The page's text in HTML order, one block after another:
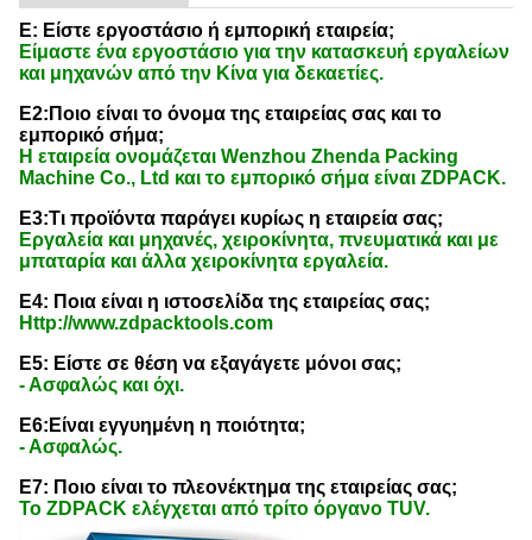
Ε: Είστε εργοστάσιο ή εμπορική εταιρεία;
Είμαστε ένα εργοστάσιο για την κατασκευή εργαλείων
και μηχανών από την Κίνα για δεκαετίες.
Ε2:Ποιο είναι το όνομα της εταιρείας σας και το
εμπορικό σήμα;
Η εταιρεία ονομάζεται Wenzhou Zhenda Packing
Machine Co., Ltd και το εμπορικό σήμα είναι ZDPACK.
Ε3:Τι προϊόντα παράγει κυρίως η εταιρεία σας;
Εργαλεία και μηχανές, χειροκίνητα, πνευματικά και με
μπαταρία και άλλα χειροκίνητα εργαλεία.
Ε4: Ποια είναι η ιστοσελίδα της εταιρείας σας;
Http://www.zdpacktools.com
Ε5: Είστε σε θέση να εξαγάγετε μόνοι σας;
- Ασφαλώς και όχι.
Ε6:Είναι εγγυημένη η ποιότητα;
- Ασφαλώς.
Ε7: Ποιο είναι το πλεονέκτημα της εταιρείας σας;
Το ZDPACK ελέγχεται από τρίτο όργανο TUV.